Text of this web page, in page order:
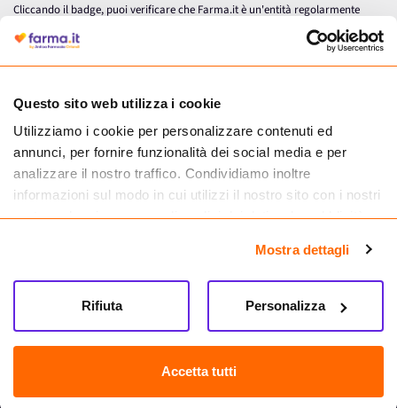
Questo sito web utilizza i cookie
Utilizziamo i cookie per personalizzare contenuti ed
annunci, per fornire funzionalità dei social media e per
analizzare il nostro traffico. Condividiamo inoltre
informazioni sul modo in cui utilizzi il nostro sito con i nostri
partner che si occupano di analisi dei dati web, pubblicità e
informazioni che hai fornito loro o che hanno raccolto dal
tuo utilizzo dei loro servizi.
Mostra dettagli
Accetta tutti
Personalizza
Rifiuta
Cliccando il badge, puoi verificare che Farma.it è un'entità regolarmente
autorizzata dal Ministero della Salute a effettuare la vendita online di
medicinali.
Farma.it S.a.s. P. IVA 07417261216 REA: NA-884088
CREDITS
Sede legale Via delle Repubbliche Marinare 128, 80147 Napoli